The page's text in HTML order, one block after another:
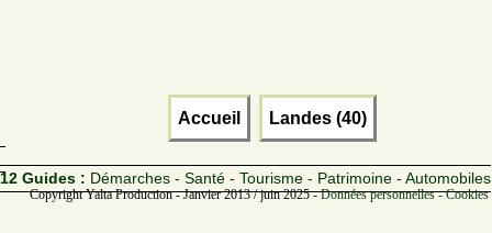
Accueil Landes (40)
12 Guides : Démarches - Santé - Tourisme - Patrimoine - Automobiles
Copyright Yalta Production - Janvier 2013 / juin 2025 -Données personnelles -